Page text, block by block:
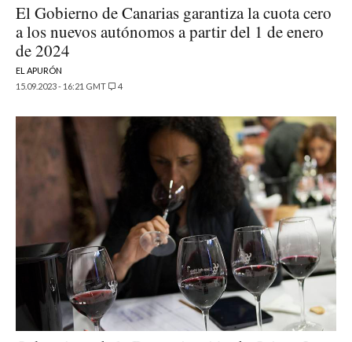
El Gobierno de Canarias garantiza la cuota cero
a los nuevos autónomos a partir del 1 de enero
de 2024
EL APURÓN
15.09.2023 - 16:21 GMT
4